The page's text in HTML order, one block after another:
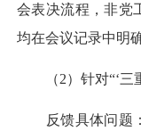
会表决流程，非党
均在会议记录中明
（2）针对“‘三
反馈具体问题：